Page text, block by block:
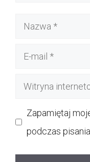
Nazwa
Witryna
Zapamiętaj
podczas